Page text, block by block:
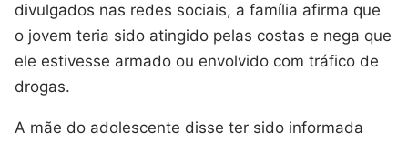
divulgados nas redes sociais, a família afirma que
o jovem teria sido atingido pelas costas e nega que
ele estivesse armado ou envolvido com tráfico de
drogas.
A mãe do adolescente disse ter sido informada